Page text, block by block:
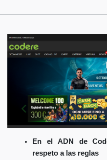
En el ADN de
respeto a las reglas